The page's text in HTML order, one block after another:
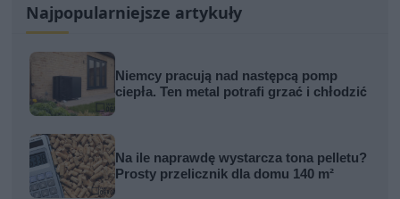
Najpopularniejsze artykuły
Niemcy pracują nad następcą pomp
ciepła. Ten metal potrafi grzać i chłodzić
Na ile naprawdę wystarcza tona pelletu?
Prosty przelicznik dla domu 140 m²